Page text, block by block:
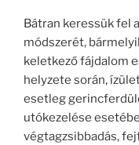
Bátran keressük fel a
módszerét,
keletkező fájdalom
helyzete során,
esetleg
utókezelése
végtagzsibbadás,